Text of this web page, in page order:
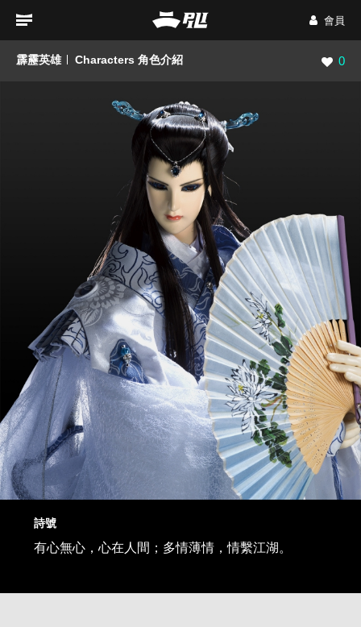
會員
霹靂英雄 Characters 角色介紹 瀏覽
0
詩號
有心無心，心在人間；多情薄情，情繫江湖。